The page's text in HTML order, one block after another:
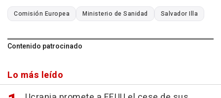
Comisión Europea Ministerio de Sanidad Salvador Illa
Contenido patrocinado
Lo más leído